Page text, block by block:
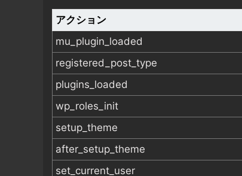
アクション
mu_plugin_loaded
registered_post_type
plugins_loaded
wp_roles_init
setup_theme
after_setup_theme
set_current_user